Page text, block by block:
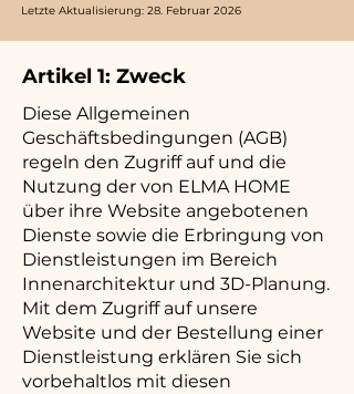
Letzte Aktualisierung: 28. Februar 2026
Artikel 1: Zweck
Diese Allgemeinen
Geschäftsbedingungen (AGB)
regeln den Zugriff auf und die
Nutzung der von ELMA HOME
über ihre Website angebotenen
Dienste sowie die Erbringung von
Dienstleistungen im Bereich
Innenarchitektur und 3D-Planung.
Mit dem Zugriff auf unsere
Website und der Bestellung einer
Dienstleistung erklären Sie sich
vorbehaltlos mit diesen